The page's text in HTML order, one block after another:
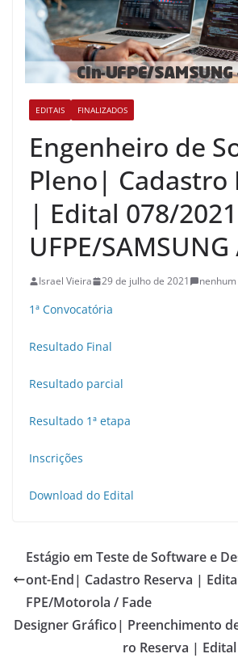
EDITAIS FINALIZADOS
Engenheiro de
Pleno| Cadastro
| Edital 078/
UFPE/
Israel Vieira 29 de julho de 2021
1ª Convocatória
Resultado Final
Resultado parcial
Resultado 1ª etapa
Inscrições
Download do Edital
Estágio em Teste de Software e
ont-End| Cadastro Reserva |
FPE/Motorola / Fade
Designer Gráfico| Preenchimento
ro Reserva |